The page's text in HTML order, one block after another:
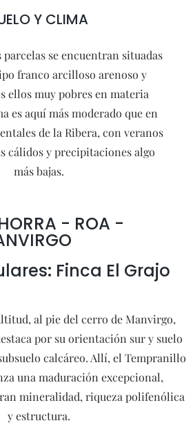
Y CLIMA
parcelas se encuentran situadas
franco arcilloso arenoso y
ellos muy pobres en materia
es aquí más moderado que en
de la Ribera, con veranos
cálidos y precipitaciones algo
más bajas.
- ROA -
Finca El Grajo
al pie del cerro de Manvirgo,
por su orientación sur y suelo
calcáreo. Allí, el Tempranillo
una maduración excepcional,
mineralidad, riqueza polifenólica
y estructura.